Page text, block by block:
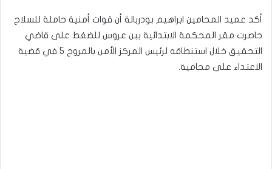
أكد عميد المحامين ابراهيم بودربالة أن قوات أمنية حاملة للسلاح
حاصرت مقر المحكمة الابتدائية ببن عروس للضغط على قاضي
التحقيق خلال استنطاقه لرئيس المركز الأمن بالمروج 5 في قضية
الاعتداء على محامية.